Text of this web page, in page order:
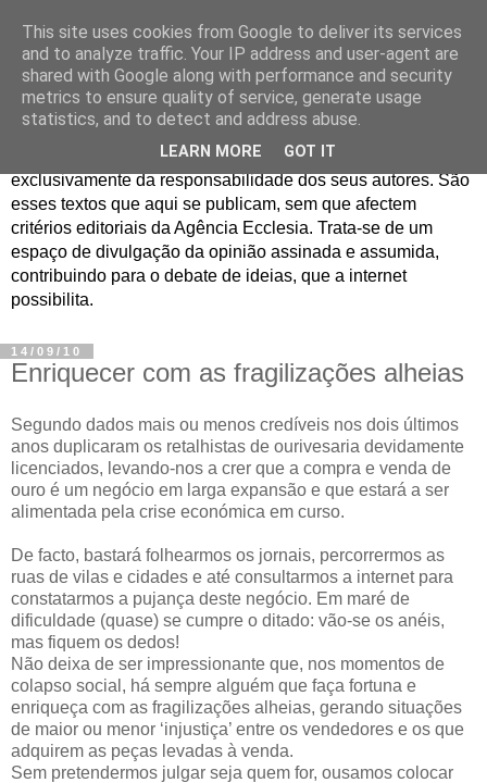
Jornal de Opinião
São muitos os textos enviados para a Agência Ecclesia com
pedido de publicação. De diferentes personalidades e
contextos sociais e eclesiais, o seu conteúdo é
exclusivamente da responsabilidade dos seus autores. São
esses textos que aqui se publicam, sem que afectem
critérios editoriais da Agência Ecclesia. Trata-se de um
espaço de divulgação da opinião assinada e assumida,
contribuindo para o debate de ideias, que a internet
possibilita.
14/09/10
Enriquecer com as fragilizações alheias
Segundo dados mais ou menos credíveis nos dois últimos
anos duplicaram os retalhistas de ourivesaria devidamente
licenciados, levando-nos a crer que a compra e venda de
ouro é um negócio em larga expansão e que estará a ser
alimentada pela crise económica em curso.
De facto, bastará folhearmos os jornais, percorrermos as
ruas de vilas e cidades e até consultarmos a internet para
constatarmos a pujança deste negócio. Em maré de
dificuldade (quase) se cumpre o ditado: vão-se os anéis,
mas fiquem os dedos!
Não deixa de ser impressionante que, nos momentos de
colapso social, há sempre alguém que faça fortuna e
enriqueça com as fragilizações alheias, gerando situações
de maior ou menor ‘injustiça’ entre os vendedores e os que
adquirem as peças levadas à venda.
Sem pretendermos julgar seja quem for, ousamos colocar
This site uses cookies from Google to deliver its services
and to analyze traffic. Your IP address and user-agent are
shared with Google along with performance and security
metrics to ensure quality of service, generate usage
statistics, and to detect and address abuse.
LEARN MORE GOT IT